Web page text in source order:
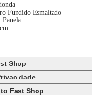
Fundido Esmaltado
Panela
Shop
Fast Shop